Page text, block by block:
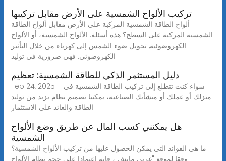
تركيب الألواح الشمسية على الأرض مقابل تركيبها
ألواح الطاقة الشمسية المركبة على الأرض مقابل ألواح الطاقة
الشمسية المركبة على السطح؟ هذه أسئلة. الألواح الشمسية، أو الألواح
الكهروضوئية, تحويل ضوء الشمس إلى كهرباء من خلال التأثير
الكهروضوئي. فهي ضرورية في توليد
دليل المستثمر الذكي للطاقة الشمسية: تعظيم
Feb 24, 2025 · سواء كنت تتطلع إلى تركيب الطاقة الشمسية في
منزلك أو عملك أو منشأتك الصناعية، يمكننا تصميم نظام يزيد من توليد
الطاقة والعائد على الاستثمار.
هل يمكنني كسب المال عن طريق وضع الألواح
الشمسية
ما هي الفوائد التي يمكن الحصول عليها من تركيب الألواح الشمسية؟
وفقا لموقع "غرين مانش"، فإنه اعتمادا على حجم نظام الألواح